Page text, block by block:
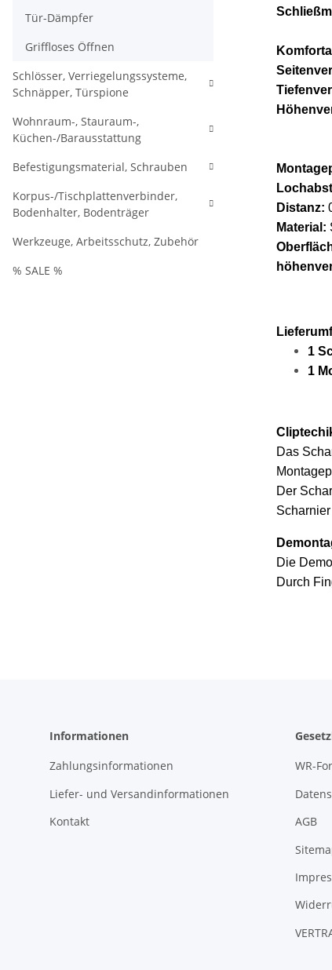
Distanz:
Material:
1
1
Das
Der
Die
Durch
Tür-Dämpfer
Griffloses Öffnen
Schlösser, Verriegelungssysteme,
Schnäpper, Türspione
Wohnraum-, Stauraum-,
Küchen-/Barausstattung
Befestigungsmaterial, Schrauben
Korpus-/Tischplattenverbinder,
Bodenhalter, Bodenträger
Werkzeuge, Arbeitsschutz, Zubehör
% SALE %
Informationen
Zahlungsinformationen
Liefer- und Versandinformationen
Kontakt
WR-
AGB